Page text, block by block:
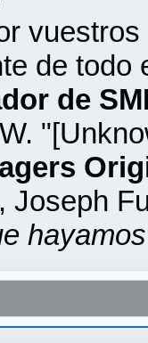
de todo
de
Joseph